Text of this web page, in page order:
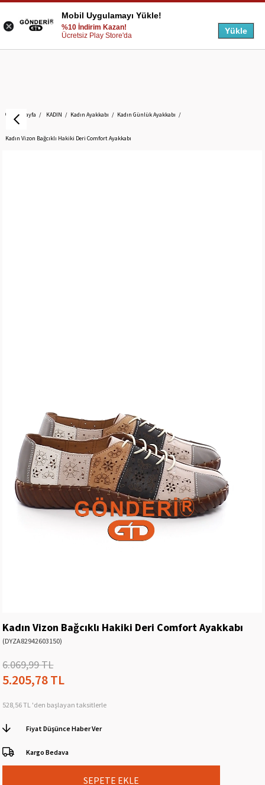
Anasayfa KADIN Kadın Ayakkabı Kadın Günlük Ayakkabı
Kadın Vizon Bağcıklı Hakiki Deri Comfort Ayakkabı
Kadın Vizon Bağcıklı Hakiki Deri Comfort Ayakkabı
(DYZA82942603150)
6.069,99 TL
5.205,78 TL
528,56 TL 'den başlayan taksitlerle
Fiyat Düşünce Haber Ver
Kargo Bedava
Mobil Uygulamayı Yükle!
%10 İndirim Kazan!
Ücretsiz Play Store'da
Yükle